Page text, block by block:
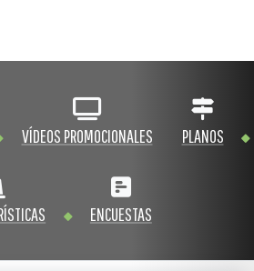
VÍDEOS PROMOCIONALES PLANOS
ENCUESTAS